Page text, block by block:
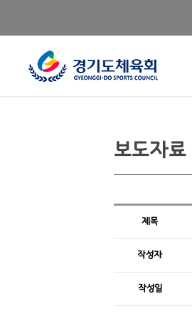
보도자료
제목
작성자
작성일